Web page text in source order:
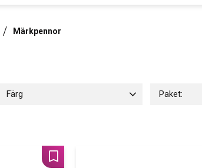
Märkpennor
Färg Paket:
Lägg till i favoriter